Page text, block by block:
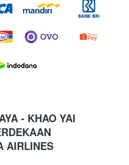
- KHAO YAI
AIRLINES